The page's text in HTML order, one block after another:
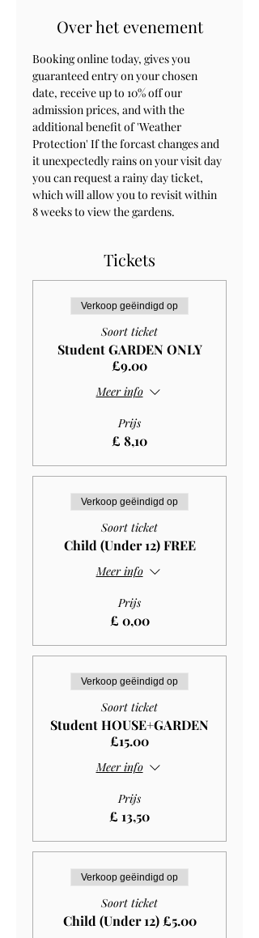
Over het evenement
Booking online today, gives you
guaranteed entry on your chosen
date, receive up to 10% off our
admission prices, and with the
additional benefit of 'Weather
Protection' If the forcast changes and
it unexpectedly rains on your visit day
you can request a rainy day ticket,
which will allow you to revisit within
8 weeks to view the gardens.
Tickets
Verkoop geëindigd op
Soort ticket
Student GARDEN ONLY
£9.00
Meer info
Prijs
£ 8,10
Verkoop geëindigd op
Soort ticket
Child (Under 12) FREE
Meer info
Prijs
£ 0,00
Verkoop geëindigd op
Soort ticket
Student HOUSE+GARDEN
£15.00
Meer info
Prijs
£ 13,50
Verkoop geëindigd op
Soort ticket
Child (Under 12) £5.00